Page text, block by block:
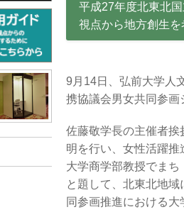
平成27年度北東北
視点から地方創生
9月14日、弘前大学人
携協議会男女共同参
佐藤敬学長の主催者
明を行い、女性活躍
大学商学部教授でま
と題して、北東北地
同参画推進における